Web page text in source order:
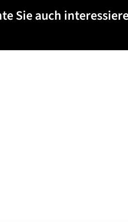
Sie auch